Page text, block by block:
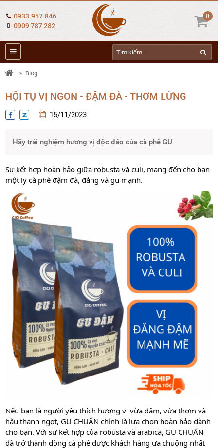
0933.957.846
0909 787 282
0
Blog
HỘI TỤ VỊ NGON - ĐẬM ĐÀ - THƠM LỪNG
15/11/2023
Hãy trải nghiệm hương vị độc đáo của cà phê GU
Sự kết hợp hoàn hảo giữa robusta và culi, mang đến cho bạn
một ly cà phê đậm đà, đắng và gu mạnh.
Nếu bạn là người yêu thích hương vị vừa đậm, vừa thơm và
hậu thanh ngọt, GU CHUẨN chính là lựa chọn hoàn hảo dành
cho bạn. Với sự kết hợp của robusta và arabica, GU CHUẨN
đã trở thành dòng cà phê được khách hàng ưa chuộng nhất